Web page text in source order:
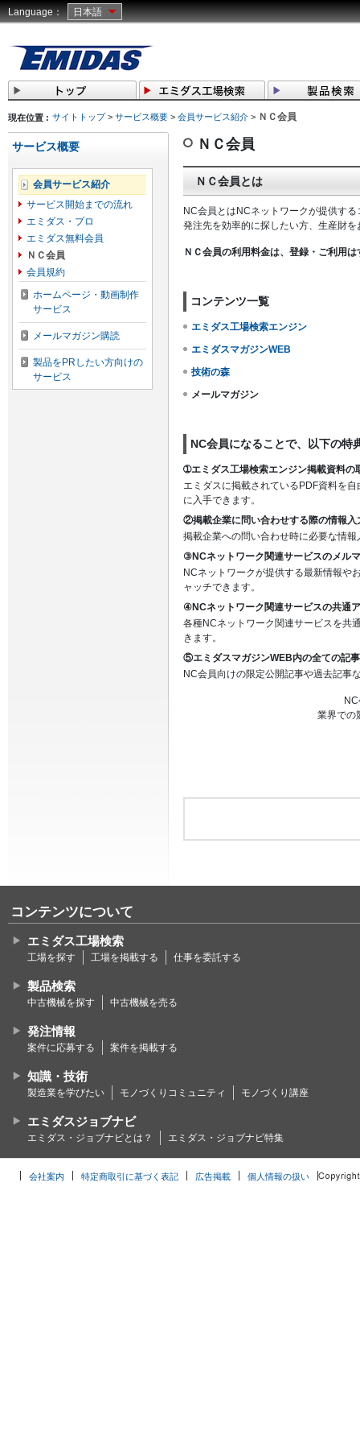
Language： 日本語
現在位置 : サイトトップ> サービス概要 > 会員サービス紹介 > ＮＣ会員
サービス概要
会員サービス紹介
サービス開始までの流れ
エミダス・プロ
エミダス無料会員
ＮＣ会員
会員規約
ホームページ・動画制作
サービス
メールマガジン購読
製品をPRしたい方向けの
サービス
ＮＣ会員
ＮＣ会員とは
NC会員とはNCネットワークが提供す
発注先を効率的に探したい方、生産財
ＮＣ会員の利用料金は、登録・ご利用は
コンテンツ一覧
エミダス工場検索エンジン
エミダスマガジンWEB
技術の森
メールマガジン
NC会員になることで、以下の特
➀エミダス工場検索エンジン掲載資料の
エミダスに掲載されているPDF資料を
に入手できます。
②掲載企業に問い合わせする際の情報入
掲載企業への問い合わせ時に必要な情
③NCネットワーク関連サービスのメル
NCネットワークが提供する最新情報や
ャッチできます。
④NCネットワーク関連サービスの共通
各種NCネットワーク関連サービスを共
きます。
⑤エミダスマガジンWEB内の全ての記
NC会員向けの限定公開記事や過去記事
業界での
コンテンツについて
エミダス工場検索
工場を探す 工場を掲載する 仕事を委託する
製品検索
中古機械を探す 中古機械を売る
発注情報
案件に応募する 案件を掲載する
知識・技術
製造業を学びたい モノづくりコミュニティ モノづくり講座
エミダスジョブナビ
エミダス・ジョブナビとは？ エミダス・ジョブナビ特集
会社案内 特定商取引に基づく表記 広告掲載 個人情報の扱い